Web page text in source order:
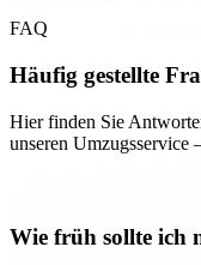
FAQ
Häufig gestellte
Hier finden Sie
unseren Umzugsservice
Wie früh sollte ich